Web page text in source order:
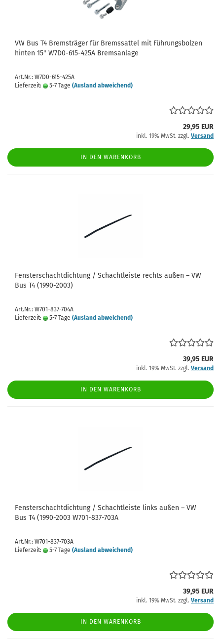
VW Bus T4 Bremsträger für Bremssattel mit Führungsbolzen
hinten 15" W7D0-615-425A Bremsanlage
Art.Nr.: W7D0-615-425A
Lieferzeit:
5-7 Tage (Ausland abweichend)
29,95 EUR
inkl. 19% MwSt. zzgl. Versand
IN DEN WARENKORB
Fensterschachtdichtung / Schachtleiste rechts außen – VW
Bus T4 (1990-2003)
Art.Nr.: W701-837-704A
Lieferzeit:
5-7 Tage (Ausland abweichend)
39,95 EUR
inkl. 19% MwSt. zzgl. Versand
IN DEN WARENKORB
Fensterschachtdichtung / Schachtleiste links außen – VW
Bus T4 (1990-2003 W701-837-703A
Art.Nr.: W701-837-703A
Lieferzeit:
5-7 Tage (Ausland abweichend)
39,95 EUR
inkl. 19% MwSt. zzgl. Versand
IN DEN WARENKORB